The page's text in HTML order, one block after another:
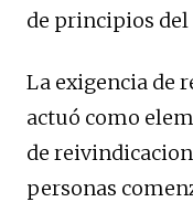
de principios del
La exigencia de
actuó como
de
personas